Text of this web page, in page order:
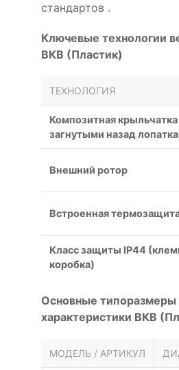
стандартов .
Ключевые технологии
ВКВ (Пластик)
ТЕХНОЛОГИЯ
Композитная крыльчатка
загнутыми назад
Внешний ротор
Встроенная
Класс защиты IP44
коробка)
Основные типоразмеры
характеристики ВКВ
МОДЕЛЬ / АРТИКУЛ